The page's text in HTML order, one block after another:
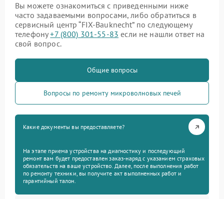
Вы можете ознакомиться с приведенными ниже
часто задаваемыми вопросами, либо обратиться в
сервисный центр “FIX-Bauknecht” по следующему
телефону+7 (800) 301-55-83 если не нашли ответ на
свой вопрос.
Общие вопросы
Вопросы по ремонту микроволновых печей
Какие документы вы предоставляете?
На этапе приема устройства на диагностику и последующий
ремонт вам будет предоставлен заказ-наряд с указанием страховых
обязательств на ваше устройство. Далее, после выполнения работ
по ремонту техники, вы получите акт выполненных работ и
гарантийный талон.